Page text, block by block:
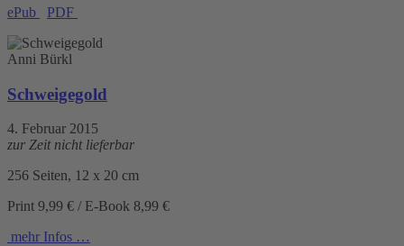
ePub
PDF
Anni Bürkl
Schweigegold
4. Februar 2015
zur Zeit nicht lieferbar
256 Seiten, 12 x 20 cm
Print 9,99 € / E-Book 8,99 €
mehr Infos …